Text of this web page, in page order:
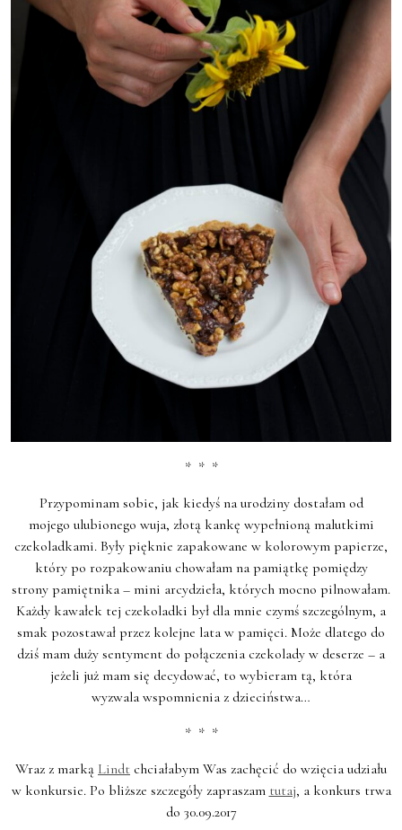
* * *
Przypominam sobie, jak kiedyś na urodziny dostałam od
mojego ulubionego wuja, złotą kankę wypełnioną malutkimi
czekoladkami. Były pięknie zapakowane w kolorowym papierze,
który po rozpakowaniu chowałam na pamiątkę pomiędzy
strony pamiętnika – mini arcydzieła, których mocno pilnowałam.
Każdy kawałek tej czekoladki był dla mnie czymś szczególnym, a
smak pozostawał przez kolejne lata w pamięci. Może dlatego do
dziś mam duży sentyment do połączenia czekolady w deserze – a
jeżeli już mam się decydować, to wybieram tą, która
wyzwala wspomnienia z dzieciństwa…
* * *
Wraz z marką Lindt chciałabym Was zachęcić do wzięcia udziału
w konkursie. Po bliższe szczegóły zapraszam tutaj, a konkurs trwa
do 30.09.2017